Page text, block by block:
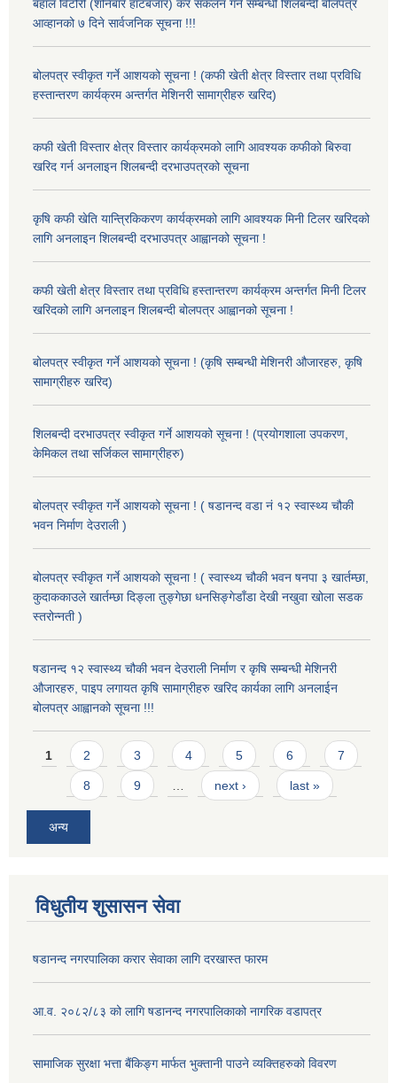
बहाल विटौरी (शनिबारे हाटबजार) कर संकलन गर्ने सम्बन्धी शिलबन्दी बोलपत्र
आव्हानको ७ दिने सार्वजनिक सूचना !!!
बोलपत्र स्वीकृत गर्ने आशयको सूचना ! (कफी खेती क्षेत्र विस्तार तथा प्रविधि
हस्तान्तरण कार्यक्रम अन्तर्गत मेशिनरी सामाग्रीहरु खरिद)
कफी खेती विस्तार क्षेत्र विस्तार कार्यक्रमको लागि आवश्यक कफीको बिरुवा
खरिद गर्न अनलाइन शिलबन्दी दरभाउपत्रको सूचना
कृषि कफी खेति यान्त्रिकिकरण कार्यक्रमको लागि आवश्यक मिनी टिलर खरिदको
लागि अनलाइन शिलबन्दी दरभाउपत्र आह्वानको सूचना !
कफी खेती क्षेत्र विस्तार तथा प्रविधि हस्तान्तरण कार्यक्रम अन्तर्गत मिनी टिलर
खरिदको लागि अनलाइन शिलबन्दी बोलपत्र आह्वानको सूचना !
बोलपत्र स्वीकृत गर्ने आशयको सूचना ! (कृषि सम्बन्धी मेशिनरी औजारहरु, कृषि
सामाग्रीहरु खरिद)
शिलबन्दी दरभाउपत्र स्वीकृत गर्ने आशयको सूचना ! (प्रयोगशाला उपकरण,
केमिकल तथा सर्जिकल सामाग्रीहरु)
बोलपत्र स्वीकृत गर्ने आशयको सूचना ! ( षडानन्द वडा नं १२ स्वास्थ्य चौकी
भवन निर्माण देउराली )
बोलपत्र स्वीकृत गर्ने आशयको सूचना ! ( स्वास्थ्य चौकी भवन षनपा ३ खार्तम्छा,
कुदाककाउले खार्तम्छा दिङ्ला तुङ्गेछा धनसिङ्गेडाँडा देखी नखुवा खोला सडक
स्तरोन्नती )
षडानन्द १२ स्वास्थ्य चौकी भवन देउराली निर्माण र कृषि सम्बन्धी मेशिनरी
औजारहरु, पाइप लगायत कृषि सामाग्रीहरु खरिद कार्यका लागि अनलाईन
बोलपत्र आह्वानको सूचना !!!
Pages
1 2 3 4 5 6 7
8 9 … next › last »
अन्य
विधुतीय शुसासन सेवा
षडानन्द नगरपालिका करार सेवाका लागि दरखास्त फारम
आ.व. २०८२/८३ को लागि षडानन्द नगरपालिकाको नागरिक वडापत्र
सामाजिक सुरक्षा भत्ता बैंकिङ्ग मार्फत भुक्तानी पाउने व्यक्तिहरुको विवरण